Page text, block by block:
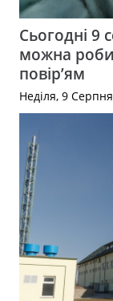
Сьогодні 9
можна
повір’ям
Неділя, 9